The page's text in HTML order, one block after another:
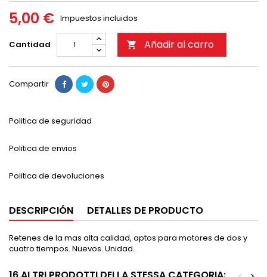
5,00 € Impuestos incluidos
Cantidad  Añadir al carro
Compartir
Politica de seguridad
Politica de envios
Politica de devoluciones
DESCRIPCIÓN DETALLES DE PRODUCTO
Retenes de la mas alta calidad, aptos para motores de dos y
cuatro tiempos. Nuevos. Unidad.